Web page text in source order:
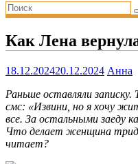
Как Лена
18.12.202420.12.2024 Анна
Раньше оставляли
смс: «Извини, но я хочу
все. За остальными заеду
Что делает женщина
читает?